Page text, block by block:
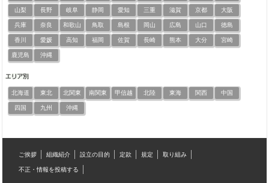
山梨 長野 岐阜 静岡 愛知 三重 滋賀 京都 大阪
兵庫 奈良 和歌山 鳥取 島根 岡山 広島 山口 徳島
香川 愛媛 高知 福岡 佐賀 長崎 熊本 大分 宮崎
鹿児島 沖縄
北海道 東北 北関東 南関東 甲信越 北陸 東海 関西 中国
四国 九州 沖縄
ご挨拶 組織紹介 設立の目的 定款 規定 取り組み
不正・情報を投稿する